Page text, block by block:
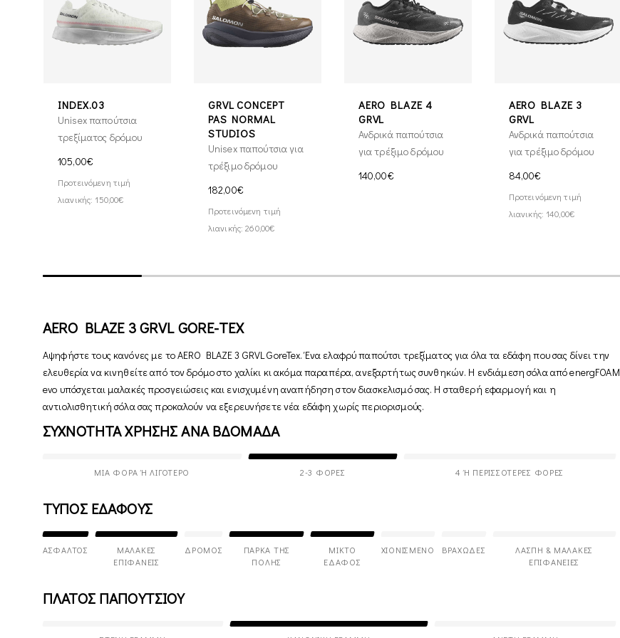
INDEX.03
Unisex παπούτσια
τρεξίματος δρόμου
105,00€
Προτεινόμενη τιμή
λιανικής: 150,00€
GRVL CONCEPT
PAS NORMAL
STUDIOS
Unisex παπούτσια για
τρέξιμο δρόμου
182,00€
Προτεινόμενη τιμή
λιανικής: 260,00€
AERO BLAZE 4
GRVL
Ανδρικά παπούτσια
για τρέξιμο δρόμου
140,00€
AERO BLAZE 3
GRVL
Ανδρικά παπούτσια
για τρέξιμο δρόμου
84,00€
Προτεινόμενη τιμή
λιανικής: 140,00€
AERO BLAZE 3 GRVL GORE-TEX
Αψηφήστε τους κανόνες με το AERO BLAZE 3 GRVL GoreTex. Ένα ελαφρύ παπούτσι τρεξίματος για όλα τα εδάφη που σας δίνει την
ελευθερία να κινηθείτε από τον δρόμο στο χαλίκι κι ακόμα παραπέρα, ανεξαρτήτως συνθηκών. Η ενδιάμεση σόλα από energFOAM
evo υπόσχεται μαλακές προσγειώσεις και ενισχυμένη αναπήδηση στον διασκελισμό σας. Η σταθερή εφαρμογή και η
αντιολισθητική σόλα σας προκαλούν να εξερευνήσετε νέα εδάφη χωρίς περιορισμούς.
ΣΥΧΝΟΤΗΤΑ ΧΡΗΣΗΣ ΑΝΑ ΒΔΟΜΑΔΑ
ΜΊΑ ΦΟΡΆ Ή ΛΙΓΌΤΕΡΟ 2-3 ΦΟΡΈΣ 4 Ή ΠΕΡΙΣΣΌΤΕΡΕΣ ΦΟΡΈΣ
ΤΥΠΟΣ ΕΔΑΦΟΥΣ
ΆΣΦΑΛΤΟΣ
ΜΑΛΑΚΈΣ
ΕΠΙΦΆΝΕΙΣ
ΔΡΌΜΟΣ
ΠΆΡΚΑ ΤΗΣ
ΠΌΛΗΣ
ΜΙΚΤΌ
ΈΔΑΦΟΣ
ΧΙΟΝΙΣΜΈΝΟ ΒΡΑΧΏΔΕΣ
ΛΆΣΠΗ & ΜΑΛΑΚΈΣ
ΕΠΙΦΆΝΕΙΕΣ
ΠΛΑΤΟΣ ΠΑΠΟΥΤΣΙΟΥ